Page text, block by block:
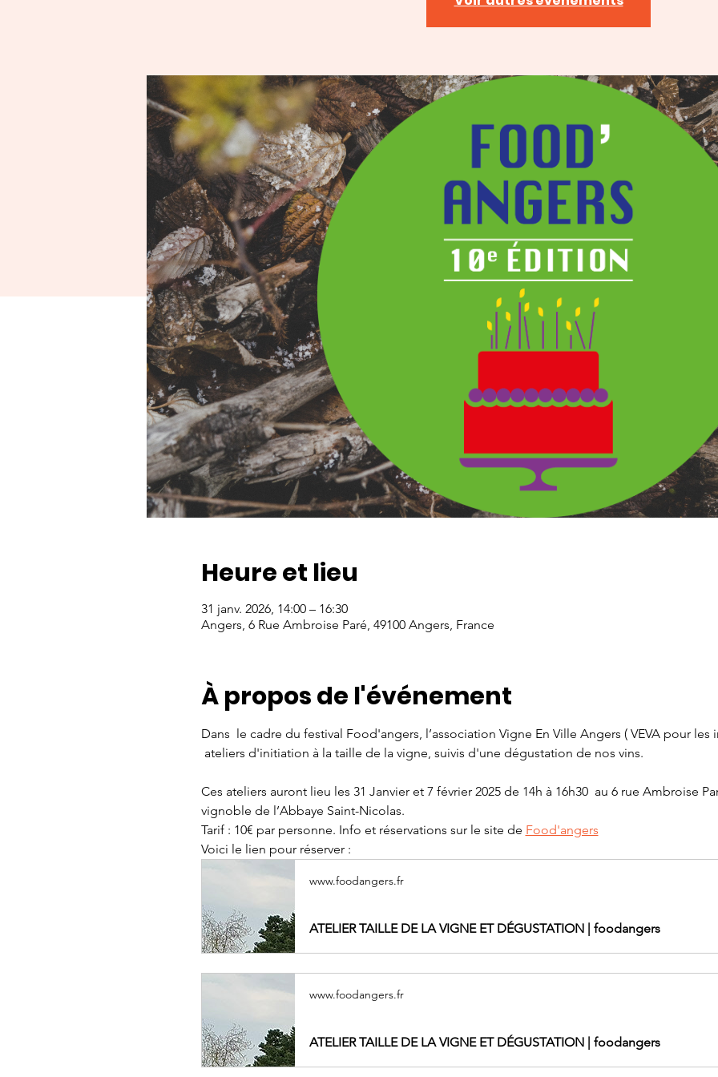
Heure et lieu
31 janv. 2026, 14:00 – 16:30
Angers, 6 Rue Ambroise Paré, 49100 Angers, France
À propos de l'événement
Dans  le cadre du festival Food'angers, l’association Vigne En Ville Angers ( VEVA pour
ateliers d'initiation à la taille de la vigne, suivis d'une dégustation de nos vins.
Ces ateliers auront lieu les 31 Janvier et 7 février 2025 de 14h à 16h30  au 6 rue Ambroise
vignoble de l’Abbaye Saint-Nicolas.
Tarif : 10€ par personne. Info et réservations sur le site de Food'angers
Voici le lien pour réserver :
www.foodangers.fr
ATELIER TAILLE DE LA VIGNE ET DÉGUSTATION | foodangers
www.foodangers.fr
ATELIER TAILLE DE LA VIGNE ET DÉGUSTATION | foodangers